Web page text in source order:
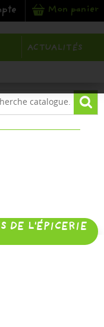
Mon panier
ACTUALITÉS
DE L'ÉPICERIE